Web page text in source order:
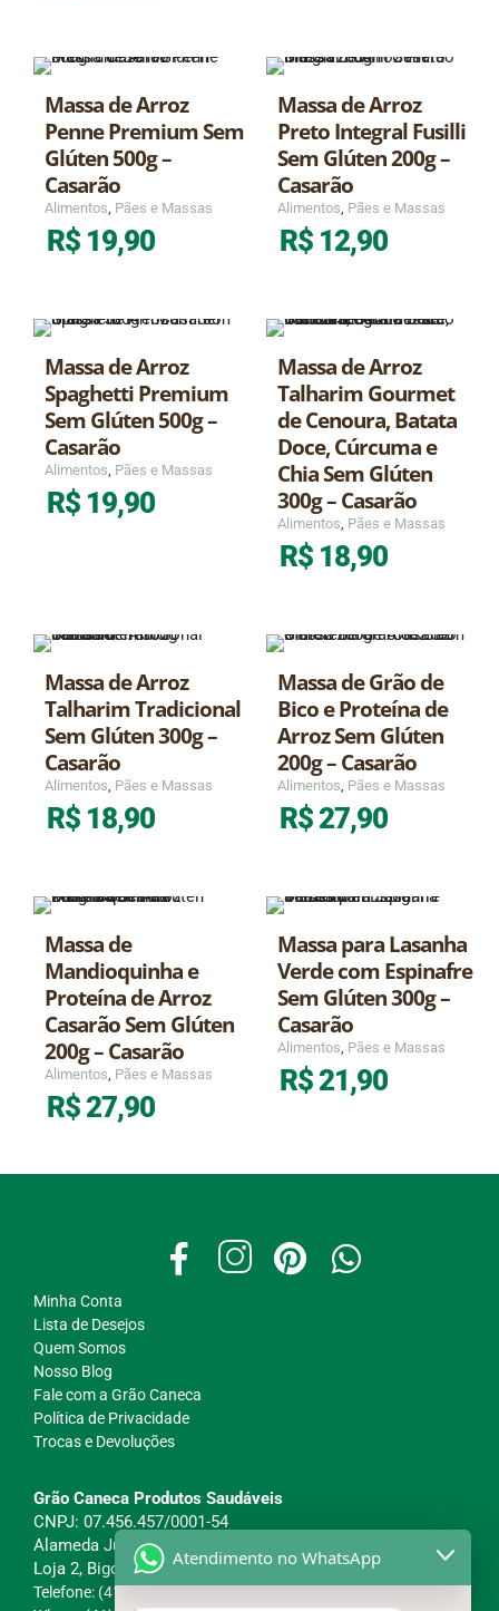
Massa de Arroz
Penne Premium Sem
Glúten 500g –
Casarão
Alimentos Pães e Massas
R$ 19,90
Massa de Arroz
Preto Integral Fusilli
Sem Glúten 200g –
Casarão
Alimentos Pães e Massas
R$ 12,90
Massa de Arroz
Spaghetti Premium
Sem Glúten 500g –
Casarão
Alimentos Pães e Massas
R$ 19,90
Massa de Arroz
Talharim Gourmet
de Cenoura, Batata
Doce, Cúrcuma e
Chia Sem Glúten
300g – Casarão
Alimentos Pães e Massas
R$ 18,90
Massa de Arroz
Talharim Tradicional
Sem Glúten 300g –
Casarão
Alimentos Pães e Massas
R$ 18,90
Massa de Grão de
Bico e Proteína de
Arroz Sem Glúten
200g – Casarão
Alimentos Pães e Massas
R$27,90
Massa de
Mandioquinha e
Proteína de Arroz
Casarão Sem Glúten
200g – Casarão
Alimentos Pães e Massas
R$27,90
Massa para Lasanha
Verde com Espinafre
Sem Glúten 300g –
Casarão
Alimentos Pães e Massas
R$21,90
Minha Conta
Lista de Desejos
Quem Somos
Nosso Blog
Fale com a Grão Caneca
Política de Privacidade
Trocas e Devoluções
Grão Caneca Produtos Saudáveis
CNPJ: 07.456.457/0001-54
Alameda Julia da Costa, 1845
Loja 2, Bigorrilho - Curitiba/PR
Telefone: (41) 98863-5780
Atendimento no WhatsApp